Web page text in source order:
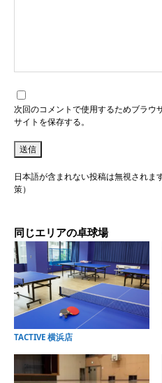
次回のコメントで使用するためブラウ
サイトを保存する。
日本語が含まれない投稿は無視されま
策）
同じエリアの卓球場
TACTIVE 横浜店